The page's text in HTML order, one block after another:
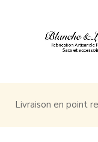
Livraison en point